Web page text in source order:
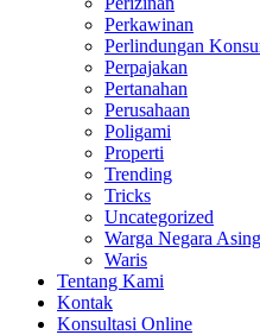
Perkawinan
Perlindungan
Perpajakan
Pertanahan
Perusahaan
Poligami
Properti
Trending
Tricks
Uncategorized
Warga Negara Asing
Waris
Tentang Kami
Kontak
Konsultasi Online